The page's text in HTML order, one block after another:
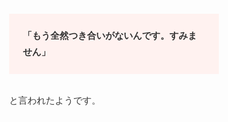
「もう全然つき合いがないんです。すみま
せん」
と言われたようです。